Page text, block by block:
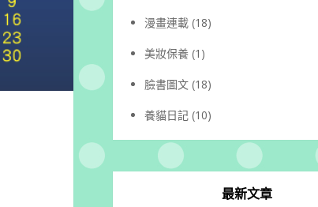
漫畫連載 (18)
美妝保養 (1)
臉書圖文 (18)
養貓日記 (10)
最新文章